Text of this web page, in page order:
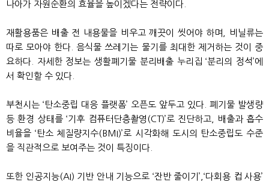
나아가 자원순환의 효율을 높이겠다는 전략이다.
재활용품은 배출 전 내용물을 비우고 깨끗이 씻어야 하며, 비닐류는
따로 모아야 한다. 음식물 쓰레기는 물기를 최대한 제거하는 것이 중
요하다. 자세한 정보는 생활폐기물 분리배출 누리집 ‘분리의 정석’에
서 확인할 수 있다.
부천시는 ‘탄소중립 대응 플랫폼’ 오픈도 앞두고 있다. 폐기물 발생량
등 환경 상태를 ‘기후 컴퓨터단층촬영(CT)’로 진단하고, 배출과 흡수
비율을 ‘탄소 체질량지수(BMI)’로 시각화해 도시의 탄소중립도 수준
을 직관적으로 보여주는 것이 특징이다.
또한 인공지능(AI) 기반 안내 기능으로 ‘잔반 줄이기’,‘다회용 컵 사용’